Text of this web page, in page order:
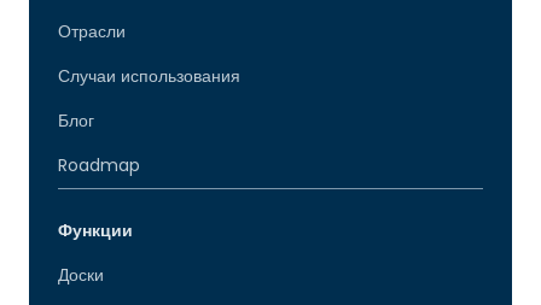
Отрасли
Случаи использования
Блог
Roadmap
Функции
Доски